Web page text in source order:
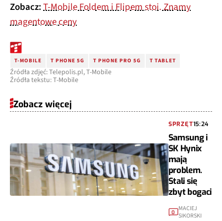
Zobacz:T-Mobile Foldem i Flipem stoi. Znamy
magentowe ceny
T-MOBILE T PHONE 5G T PHONE PRO 5G T TABLET
Źródła zdjęć: Telepolis.pl, T-Mobile
Źródła tekstu: T-Mobile
Zobacz więcej
SPRZĘT15:24
Samsung i
SK Hynix
mają
problem.
Stali się
zbyt bogaci
0 MACIEJ
SIKORSKI